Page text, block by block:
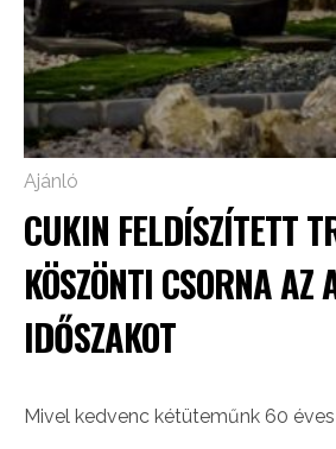
Ajánló
CUKIN FELDÍSZÍTETT
KÖSZÖNTI CSORNA AZ
IDŐSZAKOT
Mivel kedvenc kétüteműnk 60